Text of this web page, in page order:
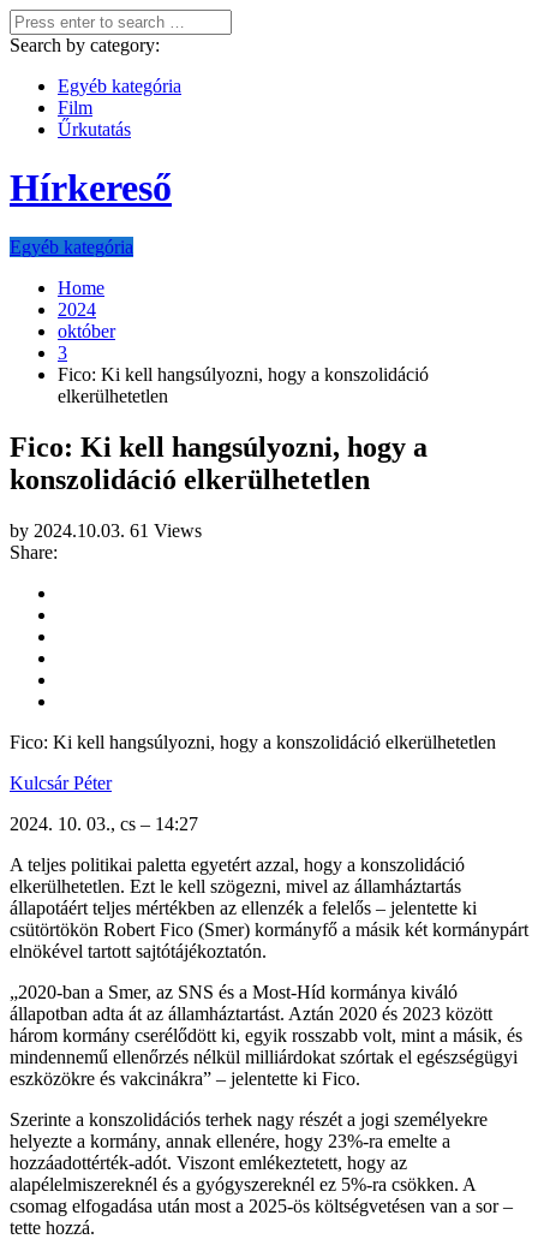
Search by category:
Egyéb kategória
Film
Űrkutatás
Hírkereső
Egyéb kategória
Home
2024
október
3
Fico: Ki kell hangsúlyozni, hogy a konszolidáció
elkerülhetetlen
Fico: Ki kell hangsúlyozni, hogy a
konszolidáció elkerülhetetlen
by 2024.10.03. 61 Views
Share:
Fico: Ki kell hangsúlyozni, hogy a konszolidáció elkerülhetetlen
Kulcsár Péter
2024. 10. 03., cs – 14:27
A teljes politikai paletta egyetért azzal, hogy a konszolidáció
elkerülhetetlen. Ezt le kell szögezni, mivel az államháztartás
állapotáért teljes mértékben az ellenzék a felelős – jelentette ki
csütörtökön Robert Fico (Smer) kormányfő a másik két kormánypárt
elnökével tartott sajtótájékoztatón.
„2020-ban a Smer, az SNS és a Most-Híd kormánya kiváló
állapotban adta át az államháztartást. Aztán 2020 és 2023 között
három kormány cserélődött ki, egyik rosszabb volt, mint a másik, és
mindennemű ellenőrzés nélkül milliárdokat szórtak el egészségügyi
eszközökre és vakcinákra” – jelentette ki Fico.
Szerinte a konszolidációs terhek nagy részét a jogi személyekre
helyezte a kormány, annak ellenére, hogy 23%-ra emelte a
hozzáadottérték-adót. Viszont emlékeztetett, hogy az
alapélelmiszereknél és a gyógyszereknél ez 5%-ra csökken. A
csomag elfogadása után most a 2025-ös költségvetésen van a sor –
tette hozzá.